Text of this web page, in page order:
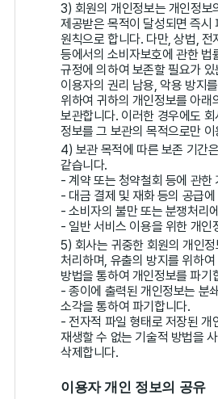
3) 회원의 개인정보는 개인정보
제공받은 목적이 달성되면 즉시
원칙으로 합니다. 다만, 상법, 전
등에서의 소비자보호에 관한 법
규정에 의하여 보존할 필요가 있
이용자의 권리 남용, 악용 방지
위하여 귀하의 개인정보를 아래
보관합니다. 이러한 경우에도
정보를 그 보관의 목적으로만
4) 보관 목적에 따른 보존 기간
같습니다.
- 계약 또는 청약철회 등에 관한
- 대금 결제 및 재화 등의 공급
- 소비자의 불만 또는 분쟁처리
- 일반 서비스 이용을 위한 개인
5) 회사는 귀중한 회원의 개인정
처리하며, 유출의 방지를 위하
방법을 통하여 개인정보를 파기
- 종이에 출력된 개인정보는 분
소각을 통하여 파기합니다.
- 전자적 파일 형태로 저장된 개
재생할 수 없는 기술적 방법을
삭제합니다.
이용자 개인 정보의 공유